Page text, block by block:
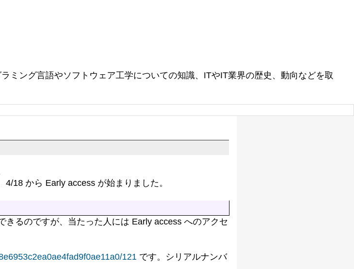
ミング言語やソフトウェア工学についての知識、ITやIT業界の歴史、動向などを取
18 から Early access が始まりました。
るのですが、当たった人には Early access へのアクセ
121 です。シリアルナンバ